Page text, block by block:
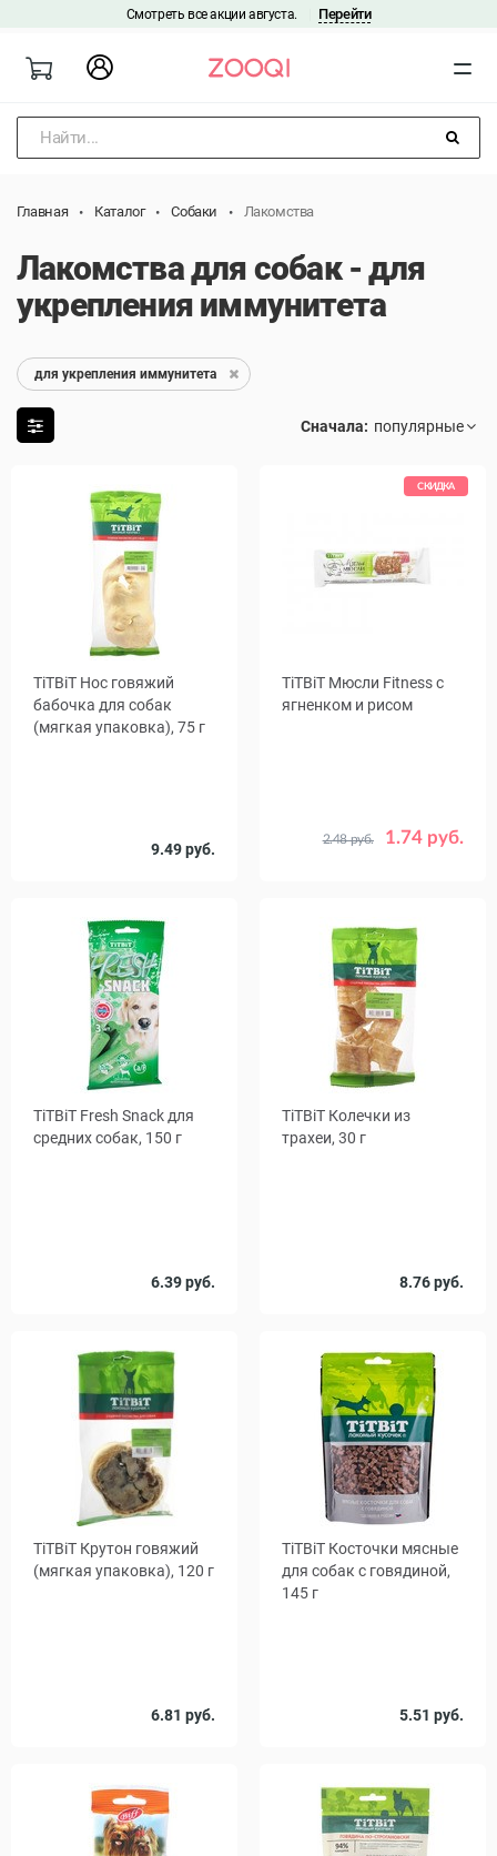
Смотреть все акции августа. Перейти
Найти...
Главная Каталог Собаки Лакомства
Лакомства для собак - для
укрепления иммунитета
для укрепления иммунитета
Сначала:
TiTBiТ Нос говяжий
бабочка для собак
(мягкая упаковка), 75 г
9.49 руб.
СКИДКА
TiTBiТ Мюсли Fitness с
ягненком и рисом
1.74 руб.
2.48 руб.
Количество
1 16
годности
07.11.26
TiTBiТ Fresh Snack для
средних собак, 150 г
6.39 руб.
1 10
TiTBiТ Колечки из
трахеи, 30 г
8.76 руб.
TiTBiT Крутон говяжий
(мягкая упаковка), 120 г
6.81 руб.
TiTBiT Косточки мясные
для собак с говядиной,
145 г
5.51 руб.